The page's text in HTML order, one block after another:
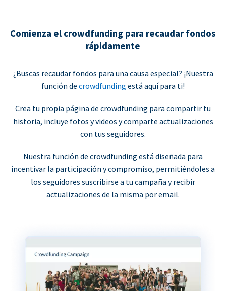
Comienza el crowdfunding para recaudar fondos
rápidamente
¿Buscas recaudar fondos para una causa especial? ¡Nuestra
función de crowdfunding está aquí para ti!
Crea tu propia página de crowdfunding para compartir tu
historia, incluye fotos y videos y comparte actualizaciones
con tus seguidores.
Nuestra función de crowdfunding está diseñada para
incentivar la participación y compromiso, permitiéndoles a
los seguidores suscribirse a tu campaña y recibir
actualizaciones de la misma por email.